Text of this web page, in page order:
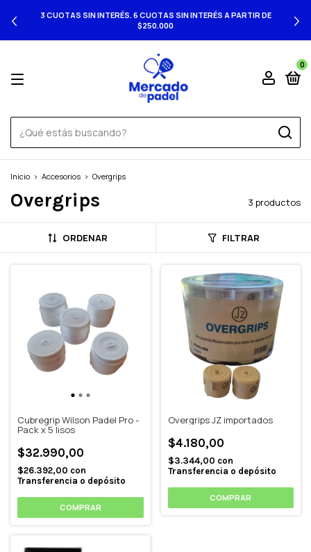
3 CUOTAS SIN INTERÉS. 6 CUOTAS SIN INTERÉS A PARTIR DE
$250.000
0
Inicio > Accesorios > Overgrips
Overgrips 3 productos
ORDENAR FILTRAR
Cubregrip Wilson Padel Pro -
Pack x 5 lisos
$32.990,00
$26.392,00 con
Transferencia o depósito
Overgrips JZ importados
$4.180,00
$3.344,00 con
Transferencia o depósito